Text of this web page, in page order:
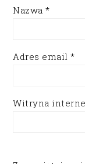
Nazwa*
Adres email*
Witryna